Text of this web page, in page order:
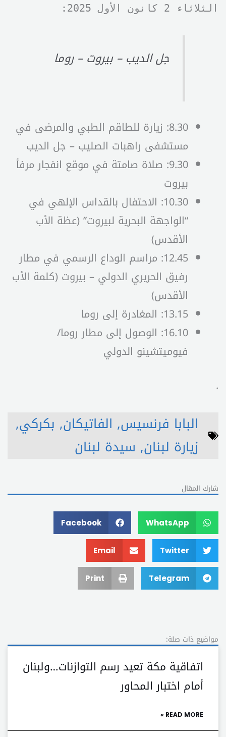
الثلاثاء 2 كانون الأول 2025:
جل الديب – بيروت – روما
8.30: زيارة للطاقم الطبي والمرضى في
مستشفى راهبات الصليب – جل الديب
9.30: صلاة صامتة في موقع انفجار مرفأ
بيروت
10.30: الاحتفال بالقداس الإلهي في
“الواجهة البحرية لبيروت” (عظة الأب
الأقدس)
12.45: مراسم الوداع الرسمي في مطار
رفيق الحريري الدولي – بيروت (كلمة الأب
الأقدس)
13.15: المغادرة إلى روما
16.10: الوصول إلى مطار روما/
فيوميتشينو الدولي
.
البابا فرنسيس, الفاتيكان, بكركي,
زيارة لبنان, سيدة لبنان
شارك المقال
WhatsApp
Facebook
Twitter
Email
Telegram
Print
مواضيع ذات صلة:
اتفاقية مكة تعيد رسم التوازنات…ولبنان
أمام اختبار المحاور
READ MORE »